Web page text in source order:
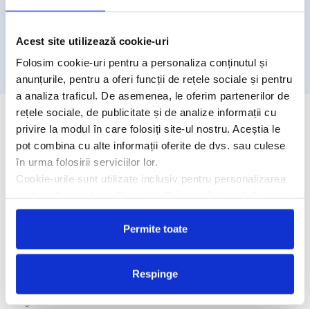
Acest site utilizează cookie-uri
Folosim cookie-uri pentru a personaliza conținutul și
anunțurile, pentru a oferi funcții de rețele sociale și pentru
a analiza traficul. De asemenea, le oferim partenerilor de
rețele sociale, de publicitate și de analize informații cu
privire la modul în care folosiți site-ul nostru. Aceștia le
pot combina cu alte informații oferite de dvs. sau culese
în urma folosirii serviciilor lor.
Cookie-urile sunt utilizate inclusiv pentru personalizarea
Permite toate
Respinge
Licenta de turism Asigurare